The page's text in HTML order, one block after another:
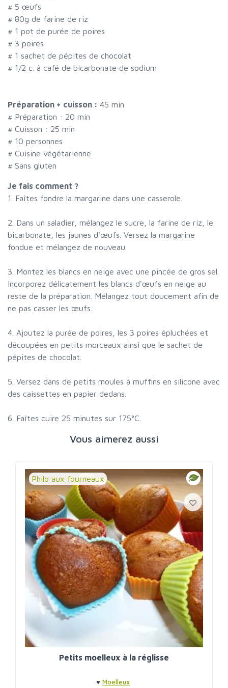
# 5 œufs
# 80g de farine de riz
# 1 pot de purée de poires
# 3 poires
# 1 sachet de pépites de chocolat
# 1/2 c. à café de bicarbonate de sodium
Préparation + cuisson : 45 min
# Préparation : 20 min
# Cuisson : 25 min
# 10 personnes
# Cuisine végétarienne
# Sans gluten
Je fais comment ?
1. Faîtes fondre la margarine dans une casserole.
2. Dans un saladier, mélangez le sucre, la farine de riz, le
bicarbonate, les jaunes d'œufs. Versez la margarine
fondue et mélangez de nouveau.
3. Montez les blancs en neige avec une pincée de gros sel.
Incorporez délicatement les blancs d'œufs en neige au
reste de la préparation. Mélangez tout doucement afin de
ne pas casser les œufs.
4. Ajoutez la purée de poires, les 3 poires épluchées et
découpées en petits morceaux ainsi que le sachet de
pépites de chocolat.
5. Versez dans de petits moules à muffins en silicone avec
des caissettes en papier dedans.
6. Faîtes cuire 25 minutes sur 175°C.
Vous aimerez aussi
Philo aux fourneaux
Petits moelleux à la réglisse
♥ Moelleux